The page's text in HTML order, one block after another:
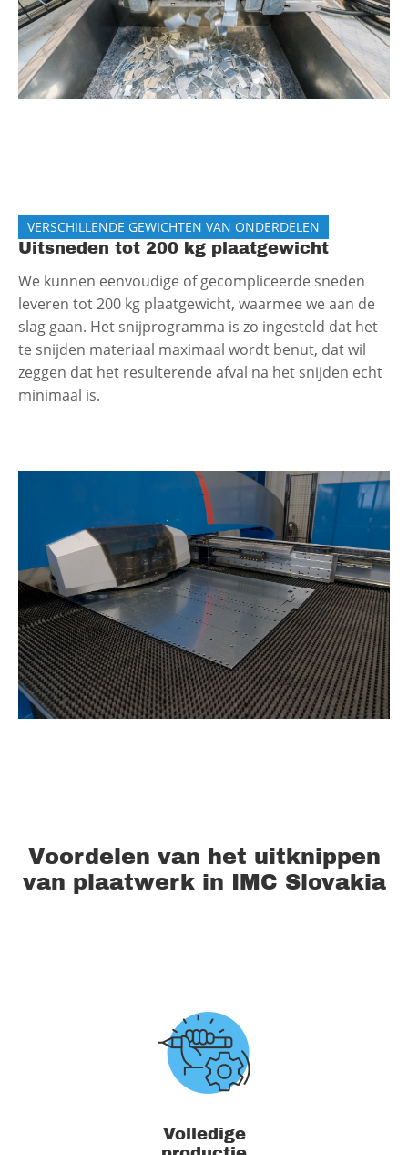
VERSCHILLENDE GEWICHTEN VAN ONDERDELEN
Uitsneden tot 200 kg plaatgewicht
We kunnen eenvoudige of gecompliceerde sneden
leveren tot 200 kg plaatgewicht, waarmee we aan de
slag gaan. Het snijprogramma is zo ingesteld dat het
te snijden materiaal maximaal wordt benut, dat wil
zeggen dat het resulterende afval na het snijden echt
minimaal is.
Voordelen van het uitknippen
van plaatwerk in IMC Slovakia
Volledige